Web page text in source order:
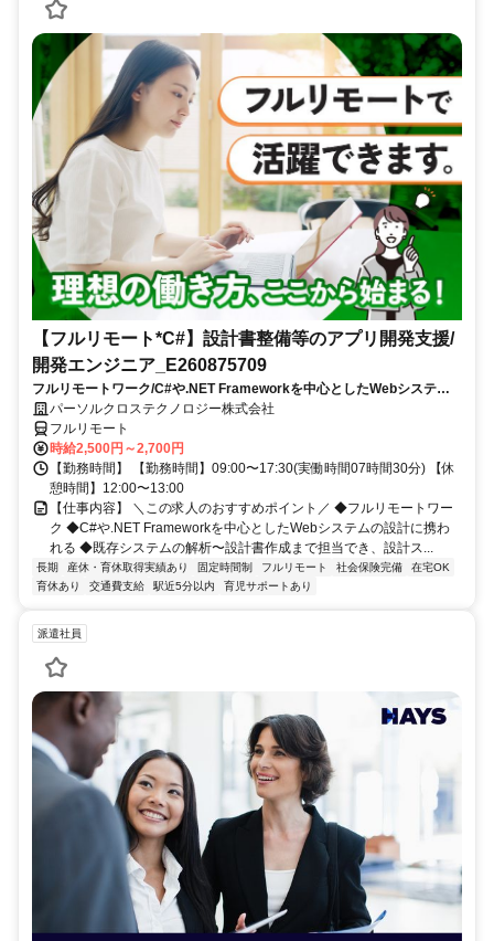
【フルリモート*C#】設計書整備等のアプリ開発支援/
開発エンジニア_E260875709
フルリモートワーク/C#や.NET Frameworkを中心としたWebシステム
の設計に携われる/既存システムの解析〜設計書作成まで担当でき、設計
スキルを磨ける
パーソルクロステクノロジー株式会社
フルリモート
時給2,500円～2,700円
【勤務時間】 【勤務時間】09:00〜17:30(実働時間07時間30分) 【休
憩時間】12:00〜13:00
【仕事内容】 ＼この求人のおすすめポイント／ ◆フルリモートワー
ク ◆C#や.NET Frameworkを中心としたWebシステムの設計に携わ
れる ◆既存システムの解析〜設計書作成まで担当でき、設計ス...
長期 産休・育休取得実績あり 固定時間制 フルリモート 社会保険完備
在宅OK
育休あり
交通費支給 駅近5分以内 育児サポートあり
派遣社員